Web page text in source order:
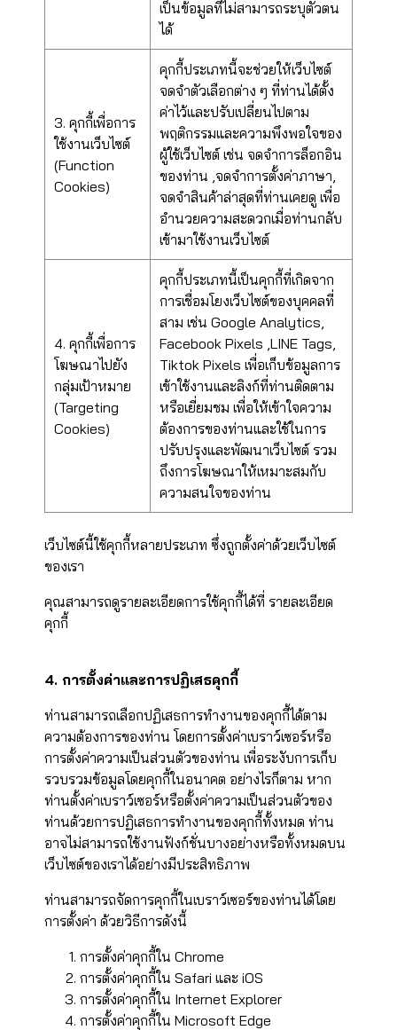
เป็นข้อมูลที่ไม่สามารถระบุตัวตน
ได้
3. คุกกี้เพื่อการ
ใช้งานเว็บไซต์
(Function
Cookies)
คุกกี้ประเภทนี้จะช่วยให้เว็บไซต์
จดจำตัวเลือกต่าง ๆ ที่ท่านได้ตั้ง
ค่าไว้และปรับเปลี่ยนไปตาม
พฤติกรรมและความพึงพอใจของ
ผู้ใช้เว็บไซต์ เช่น จดจำการล็อกอิน
ของท่าน ,จดจำการตั้งค่าภาษา,
จดจำสินค้าล่าสุดที่ท่านเคยดู เพื่อ
อำนวยความสะดวกเมื่อท่านกลับ
เข้ามาใช้งานเว็บไซต์
4. คุกกี้เพื่อการ
โฆษณาไปยัง
กลุ่มเป้าหมาย
(Targeting
Cookies)
คุกกี้ประเภทนี้เป็นคุกกี้ที่เกิดจาก
การเชื่อมโยงเว็บไซต์ของบุคคลที่
สาม เช่น Google Analytics,
Facebook Pixels ,LINE Tags,
Tiktok Pixels เพื่อเก็บข้อมูลการ
เข้าใช้งานและลิงก์ที่ท่านติดตาม
หรือเยี่ยมชม เพื่อให้เข้าใจความ
ต้องการของท่านและใช้ในการ
ปรับปรุงและพัฒนาเว็บไซต์ รวม
ถึงการโฆษณาให้เหมาะสมกับ
ความสนใจของท่าน
เว็บไซต์นี้ใช้คุกกี้หลายประเภท ซึ่งถูกตั้งค่าด้วยเว็บไซต์
ของเรา
คุณสามารถดูรายละเอียดการใช้คุกกี้ได้ที่ รายละเอียด
คุกกี้
4. การตั้งค่าและการปฏิเสธคุกกี้
ท่านสามารถเลือกปฏิเสธการทำงานของคุกกี้ได้ตาม
ความต้องการของท่าน โดยการตั้งค่าเบราว์เซอร์หรือ
การตั้งค่าความเป็นส่วนตัวของท่าน เพื่อระงับการเก็บ
รวบรวมข้อมูลโดยคุกกี้ในอนาคต อย่างไรก็ตาม หาก
ท่านตั้งค่าเบราว์เซอร์หรือตั้งค่าความเป็นส่วนตัวของ
ท่านด้วยการปฏิเสธการทำงานของคุกกี้ทั้งหมด ท่าน
อาจไม่สามารถใช้งานฟังก์ชั่นบางอย่างหรือทั้งหมดบน
เว็บไซต์ของเราได้อย่างมีประสิทธิภาพ
ท่านสามารถจัดการคุกกี้ในเบราว์เซอร์ของท่านได้โดย
การตั้งค่า ด้วยวิธีการดังนี้
การตั้งค่าคุกกี้ใน Chrome
การตั้งค่าคุกกี้ใน Safari และ iOS
การตั้งค่าคุกกี้ใน Internet Explorer
การตั้งค่าคุกกี้ใน Microsoft Edge